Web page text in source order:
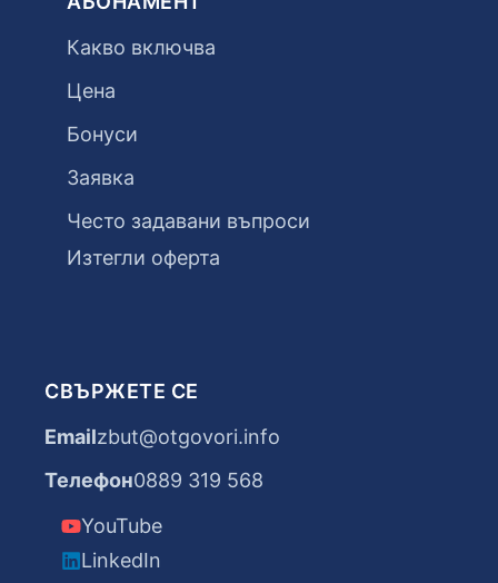
Какво включва
Цена
Бонуси
Заявка
Често задавани въпроси
Изтегли оферта
СВЪРЖЕТЕ СЕ
Emailzbut@otgovori.info
Телефон0889 319 568
YouTube
LinkedIn